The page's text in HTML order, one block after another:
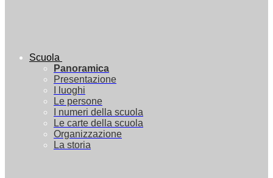
Scuola
Panoramica
Presentazione
I luoghi
Le persone
I numeri della scuola
Le carte della scuola
Organizzazione
La storia